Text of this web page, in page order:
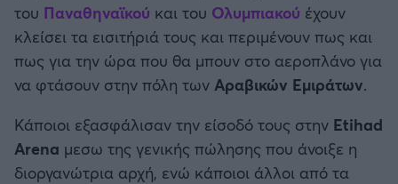
Ατλέτικο Μαδρίτης
Μάντσεστερ Γιουνάιτεντ
Μάντσεστερ Σίτι
Λίβερπουλ
του Παναθηναϊκού και του Ολυμπιακού έχουν
κλείσει τα εισιτήριά τους και περιμένουν πως και
πως για την ώρα που θα μπουν στο αεροπλάνο για
να φτάσουν στην πόλη των Αραβικών Εμιράτων.
Κάποιοι εξασφάλισαν την είσοδό τους στην Εtihad
Arena μεσω της γενικής πώλησης που άνοιξε η
διοργανώτρια αρχή, ενώ κάποιοι άλλοι από τα